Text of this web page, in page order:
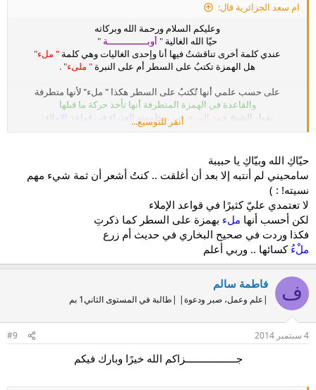
ام سعد الجزائرية قال:
وعليكم السلام ورحمة الله وبركاته
حيّا الله الغالية " أوبــــــــــــــة "
عندي كلمة أخرى تناقشتُ فيها أنا وإحدى الغاليات وهي كلمة " ملء"
هل الهمزة تكتبُ على السطر أم على النبرة " ملىء" .
على حسب علمي أنها تٌكتبُ على السطر هكذا " ملء" لأنها متطرفة
والقاعدة في الهمزة المتطرفة أنها تأخذ حركة ما قبلها
يقول الشيخ
حمد المري في منظومته العذراء في قواعد الإملاء :
وإن تطرفت فشكل السابق *** مثاله ( يقرَأُ ) (جزْءُ اللاحـــــق )
وبما أن كلمة
" ملْء"
لكن الأخت التي تناقشت معها قالت تُكتبُ على النبرة هكذا " ملئ"
أنقر للتوسيع...
حيّاكِ الله وبيّاكِ يا حبيبة
سامحيني لم أنتبه إلا بعد أن أغلقت .. كنتُ أشعر أن ثمة شيء مهم
نسيته! : )
لا تعتمدي عليّ كثيرًا في قواعد الإملاء
لكن أحسب أنها ملء بهمزة على السطر كما ذكرتِ
فكذا وردت في صحيح البخاري في حديث أم زرع
ملْءُ كسائها .. وربي أعلم
ف فاطمة سالم
|علم وعمل، صبر ودعوة| |طالبة في المستوى الثاني1 بم
4 سبتمبر 2014 #9
جــــــــــــــــــزاكم الله خيرًا وبارك فيكم